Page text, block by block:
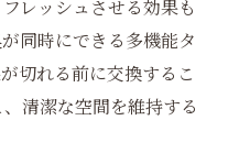
レッシュさせる効果も
同時にできる多機能タ
切れる前に交換するこ
清潔な空間を維持する